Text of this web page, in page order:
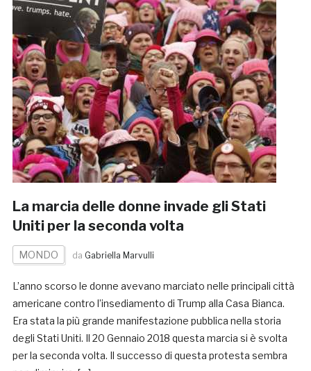
La marcia delle donne invade gli Stati
Uniti per la seconda volta
MONDO da Gabriella Marvulli
L’anno scorso le donne avevano marciato nelle principali città
americane contro l’insediamento di Trump alla Casa Bianca.
Era stata la più grande manifestazione pubblica nella storia
degli Stati Uniti. Il 20 Gennaio 2018 questa marcia si è svolta
per la seconda volta. Il successo di questa protesta sembra